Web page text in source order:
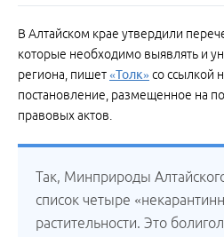
В Алтайском крае утвердили
которые необходимо выявлять и
региона, пишет«Толк»со ссылкой
постановление, размещенное на
правовых актов.
Так, Минприроды
список четыре
растительности. Это